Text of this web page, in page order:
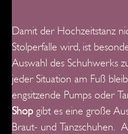
Damit der Hochzeitstanz
Stolperfalle wird, ist
Auswahl des Schuhwerks
jeder Situation am Fuß
engsitzende Pumps oder
Shop gibt es eine große
Braut- und Tanzschuhen.